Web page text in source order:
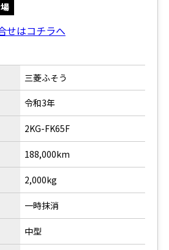
せはコチラへ
三菱ふそう
令和3年
2KG-FK65F
188,000km
2,000kg
一時抹消
中型